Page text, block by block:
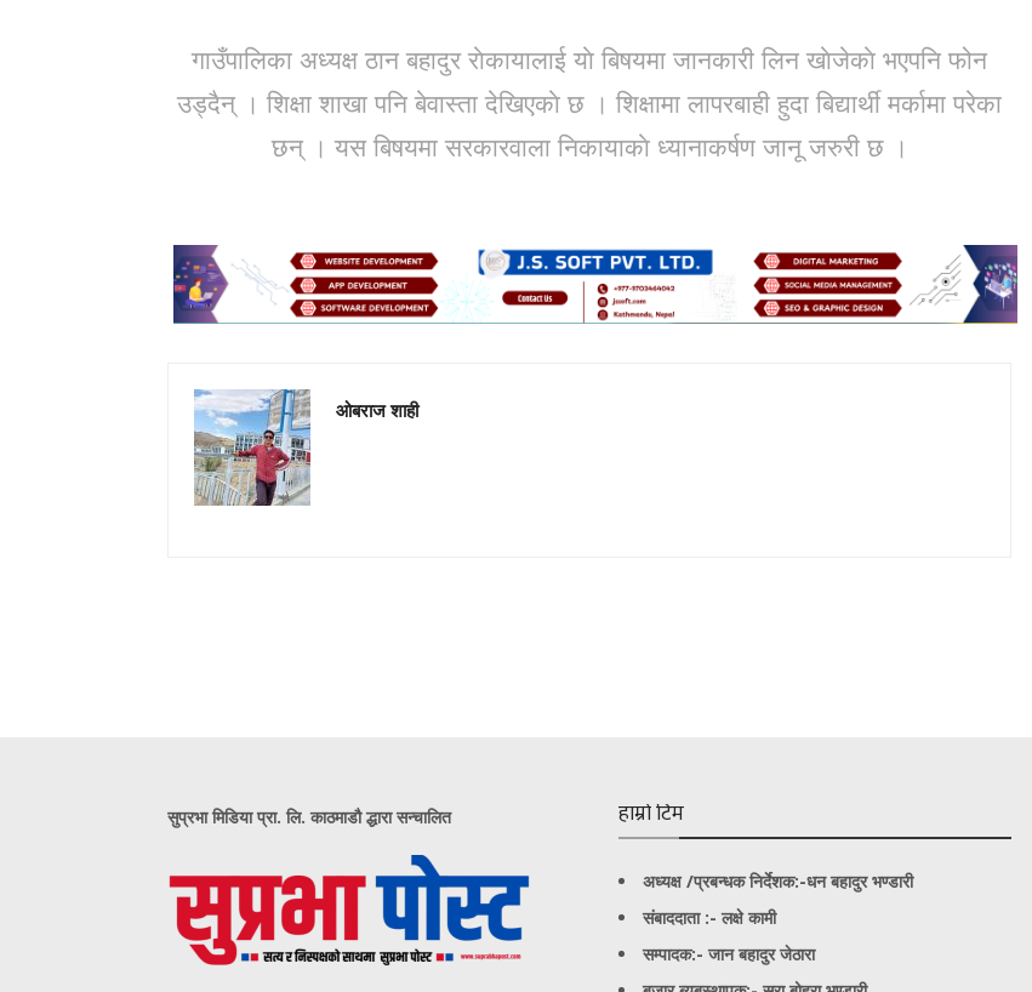
गाउँपालिका अध्यक्ष ठान बहादुर राेकायालाई याे बिषयमा जानकारी लिन खाेजेकाे भएपनि फोन
उड्दैन् । शिक्षा शाखा पनि बेवास्ता देखिएकाे छ । शिक्षामा लापरबाही हुदा बिद्यार्थी मर्कामा परेका
छन् । यस बिषयमा सरकारवाला निकायाकाे ध्यानाकर्षण जानू जरुरी छ ।
ओबराज शाही
सुप्रभा मिडिया प्रा. लि. काठमाडौ द्धारा सन्चालित हाम्रो टिम
अध्यक्ष /प्रबन्धक निर्देशक:-धन बहादुर भण्डारी
संबाददाता :- लक्षे कामी
सम्पादक:- जान बहादुर जेठारा